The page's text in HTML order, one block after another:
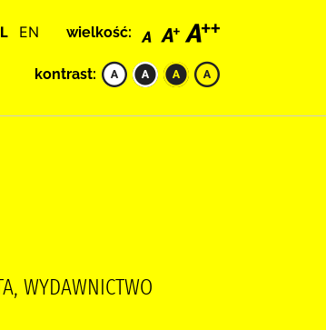
EN wielkość:
kontrast:
WYDAWNICTWO